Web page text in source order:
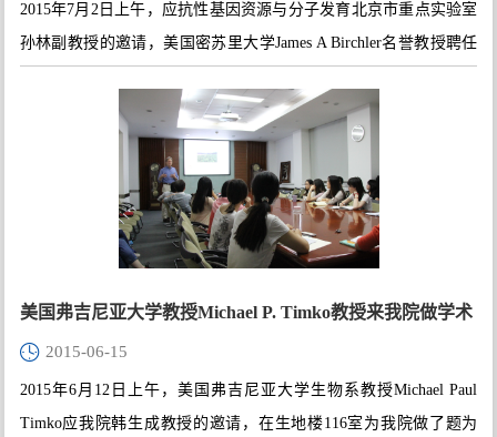
2015年7月2日上午，应抗性基因资源与分子发育北京市重点实验室
孙林副教授的邀请，美国密苏里大学James A Birchler名誉教授聘任
地楼116举行。我院部分教师及博士生、硕士生40余人学生参加了
聘任仪式并听取学术报告。聘任仪式及学术报告会由樊小龙教授主
持。在聘任仪式上，孙林副教授首先对James A Birchler教授的学术
背景、社会声誉进行了简要介绍。随后王英典院长为James A
Birchler教授颁发了北京师范大学“名誉教授”聘书。
美国弗吉尼亚大学教授Michael P. Timko教授来我院做学术
报告2015-06-15
2015年6月12日上午，美国弗吉尼亚大学生物系教授Michael Paul
Timko应我院韩生成教授的邀请，在生地楼116室为我院做了题为